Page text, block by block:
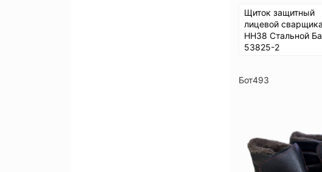
Щиток защитный
лицевой сварщика
НН38 Стальной
53825-2
Бот493